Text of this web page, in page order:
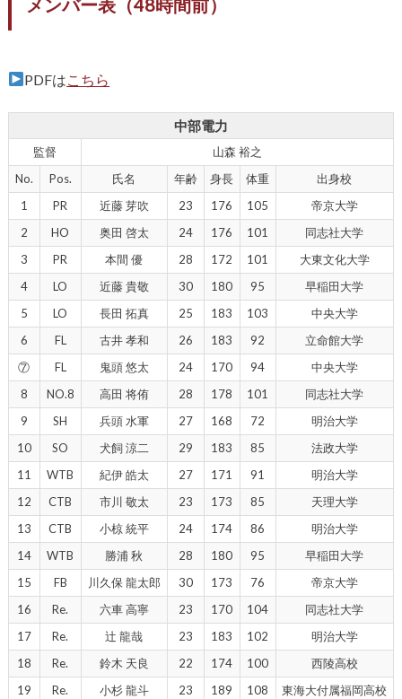
メンバー表（48時間前）
PDFはこちら
中部電力
監督
山森 裕之
No.
Pos. 氏名 年齢 身長 体重
出身校
1
PR 近藤 芽吹 23 176 105
帝京大学
2
HO 奥田 啓太 24 176 101
同志社大学
3
PR 本間 優 28 172 101
大東文化大学
4
LO 近藤 貴敬 30 180 95
早稲田大学
5
LO 長田 拓真 25 183 103
中央大学
6
FL 古井 孝和 26 183 92
立命館大学
⑦
FL 鬼頭 悠太 24 170 94
中央大学
8
NO.8 高田 将侑 28 178 101
同志社大学
9
SH 兵頭 水軍 27 168 72
明治大学
10
SO 犬飼 涼二 29 183 85
法政大学
11
WTB 紀伊 皓太 27 171 91
明治大学
12
CTB 市川 敬太 23 173 85
天理大学
13
CTB 小椋 統平 24 174 86
明治大学
14
WTB 勝浦 秋 28 180 95
早稲田大学
15
FB 川久保 龍太郎 30 173 76
帝京大学
16
Re. 六車 高寧 23 170 104
同志社大学
17
Re. 辻 龍哉 23 183 102
明治大学
18
Re. 鈴木 天良 22 174 100
西陵高校
19
Re. 小杉 龍斗 23 189 108
東海大付属福岡高校